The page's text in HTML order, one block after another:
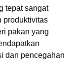
tepat sangat
produktivitas
pakan yang
dan pencegahan